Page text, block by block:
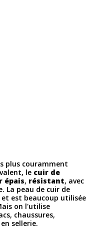
plus couramment
le cuir de
épais, résistant, avec
La peau de cuir de
est beaucoup utilisée
on l'utilise
chaussures,
sellerie.